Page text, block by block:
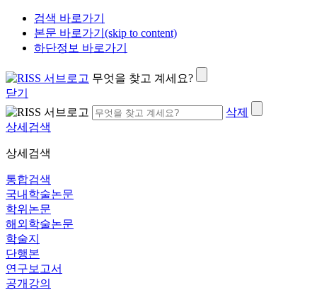
검색 바로가기
본문 바로가기(skip to content)
하단정보 바로가기
무엇을 찾고 계세요?
닫기
삭제
상세검색
상세검색
통합검색
국내학술논문
학위논문
해외학술논문
학술지
단행본
연구보고서
공개강의